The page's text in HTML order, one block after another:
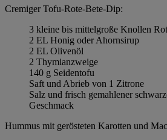
Cremiger Tofu-Rote-Bete-Dip:
3 kleine bis mittelgroße Knollen
2 EL Honig oder Ahornsirup
2 EL Olivenöl
2 Thymianzweige
140 g Seidentofu
Saft und Abrieb von 1 Zitrone
Salz und frisch gemahlener
Geschmack
Hummus mit gerösteten Karotten und